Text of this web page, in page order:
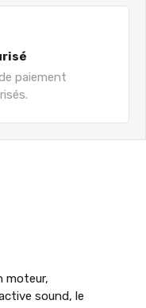
paiement
moteur,
sound, le